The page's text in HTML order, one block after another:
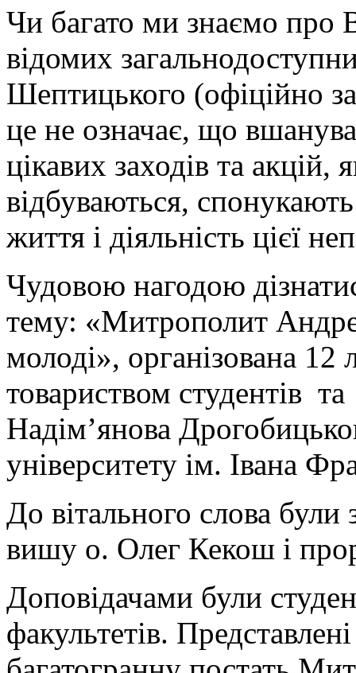
Чи багато ми знаємо про
відомих
Шептицького (офіційно
це не означає, що
цікавих заходів та акцій,
відбуваються,
життя і діяльність цієї
Чудовою нагодою
тему: «Митрополит
молоді», організована
товариством студентів
Надім’янова
університету ім. Івана
До вітального слова
вишу о. Олег Кекош і
Доповідачами були
факультетів.